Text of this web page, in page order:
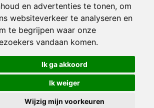
en advertenties te tonen, om
websiteverkeer te analyseren en
te begrijpen waar onze
vandaan komen.
Ik ga akkoord
Ik weiger
Wijzig mijn voorkeuren